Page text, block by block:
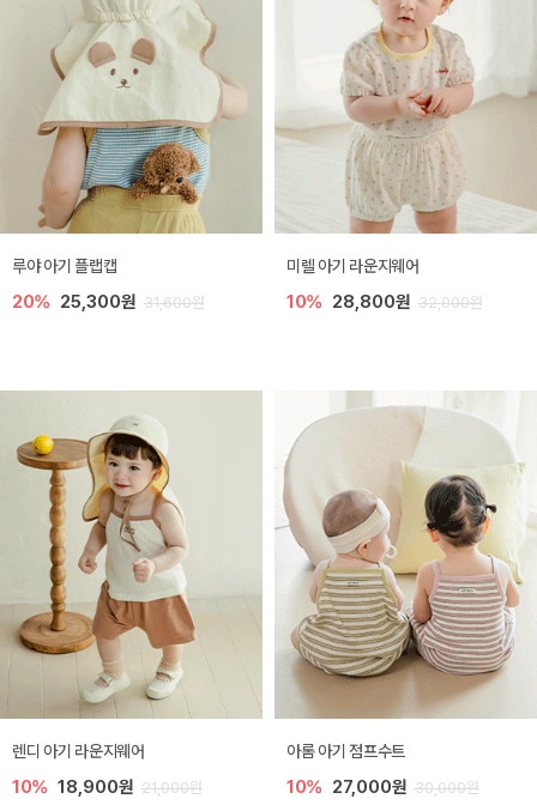
루야 아기 플랩캡
20% 25,300원 31,600원
미렐 아기 라운지웨어
10% 28,800원 32,000원
렌디 아기 라운지웨어
10% 18,900원 21,000원
아롬 아기 점프수트
10% 27,000원 30,000원